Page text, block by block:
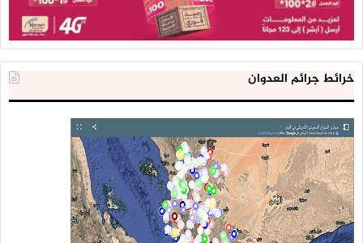
خرائط جرائم العدوان